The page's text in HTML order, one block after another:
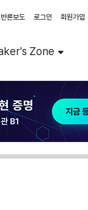
반론보도 로그인 회원가입
Zone